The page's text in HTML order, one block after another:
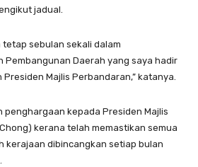
jadual.
tetap sebulan sekali dalam
Pembangunan Daerah yang saya hadir
Majlis Perbandaran,” katanya.
penghargaan kepada Presiden Majlis
kerana telah memastikan semua
kerajaan dibincangkan setiap bulan